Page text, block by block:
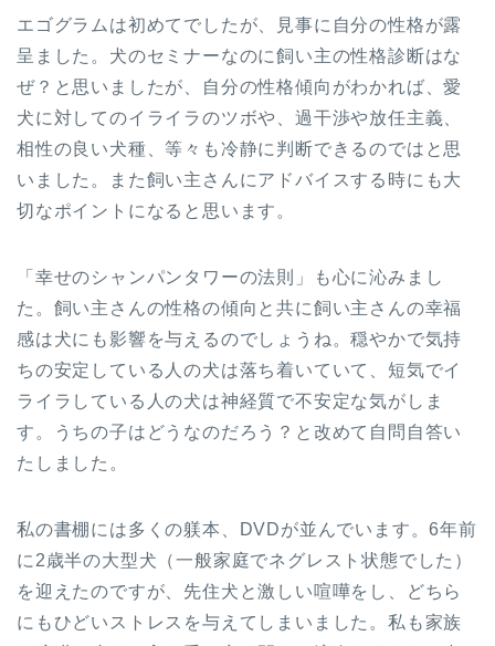
エゴグラムは初めてでしたが、見事に自分の性格が露
呈ました。犬のセミナーなのに飼い主の性格診断はな
ぜ？と思いましたが、自分の性格傾向がわかれば、愛
犬に対してのイライラのツボや、過干渉や放任主義、
相性の良い犬種、等々も冷静に判断できるのではと思
いました。また飼い主さんにアドバイスする時にも大
切なポイントになると思います。
「幸せのシャンパンタワーの法則」も心に沁みまし
た。飼い主さんの性格の傾向と共に飼い主さんの幸福
感は犬にも影響を与えるのでしょうね。穏やかで気持
ちの安定している人の犬は落ち着いていて、短気でイ
ライラしている人の犬は神経質で不安定な気がしま
す。うちの子はどうなのだろう？と改めて自問自答い
たしました。
私の書棚には多くの躾本、DVDが並んでいます。6年前
に2歳半の大型犬（一般家庭でネグレスト状態でした）
を迎えたのですが、先住犬と激しい喧嘩をし、どちら
にもひどいストレスを与えてしまいました。私も家族